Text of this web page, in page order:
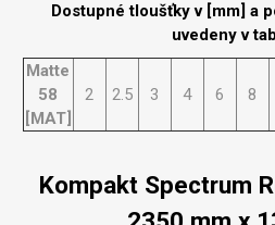
Dostupné tloušťky v [mm] a
uvedeny v
Matte
58
[MAT]
2 2.5 3 4 6 8
Kompakt Spectrum